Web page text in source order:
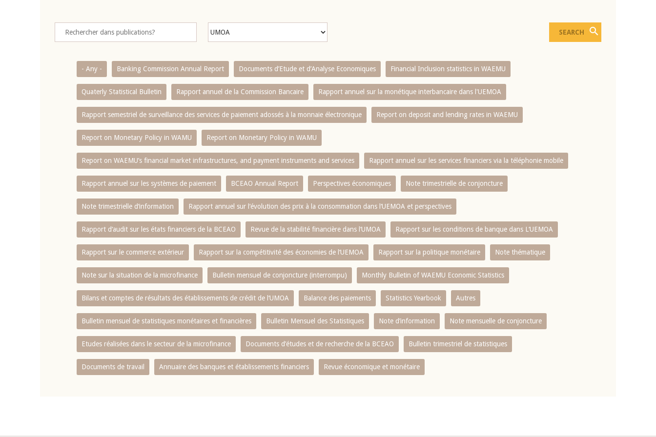
- Any - Banking Commission Annual Report Documents d’Etude et d’Analyse Economiques Financial Inclusion statistics in WAEMU
Quaterly Statistical Bulletin Rapport annuel de la Commission Bancaire Rapport annuel sur la monétique interbancaire dans l'UEMOA
Rapport semestriel de surveillance des services de paiement adossés à la monnaie électronique Report on deposit and lending rates in WAEMU
Report on Monetary Policy in WAMU Report on Monetary Policy in WAMU
Report on WAEMU’s financial market infrastructures, and payment instruments and services Rapport annuel sur les services financiers via la téléphonie mobile
Rapport annuel sur les systèmes de paiement BCEAO Annual Report Perspectives économiques Note trimestrielle de conjoncture
Note trimestrielle d‘information Rapport annuel sur l‘évolution des prix à la consommation dans l‘UEMOA et perspectives
Rapport d‘audit sur les états financiers de la BCEAO Revue de la stabilité financière dans l‘UMOA Rapport sur les conditions de banque dans L‘UEMOA
Rapport sur le commerce extérieur Rapport sur la compétitivité des économies de l‘UEMOA Rapport sur la politique monétaire Note thématique
Note sur la situation de la microfinance Bulletin mensuel de conjoncture (interrompu) Monthly Bulletin of WAEMU Economic Statistics
Bilans et comptes de résultats des établissements de crédit de l‘UMOA Balance des paiements Statistics Yearbook Autres
Bulletin mensuel de statistiques monétaires et financières Bulletin Mensuel des Statistiques Note d’information Note mensuelle de conjoncture
Etudes réalisées dans le secteur de la microfinance Documents d’études et de recherche de la BCEAO Bulletin trimestriel de statistiques
Documents de travail Annuaire des banques et établissements financiers Revue économique et monétaire